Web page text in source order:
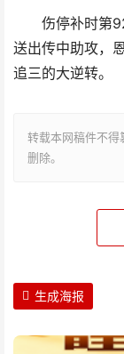
伤停补时第
送出传中助攻，
追三的大逆转。
转载本网稿件不得
删除。
生成海报